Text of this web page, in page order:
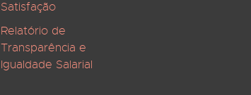
Satisfação
Relatório de
Transparência e
Igualdade Salarial